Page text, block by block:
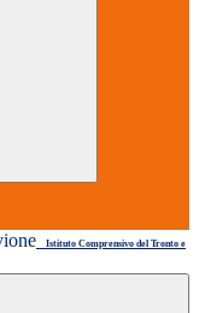
Istituto Comprensivo del Tronto e